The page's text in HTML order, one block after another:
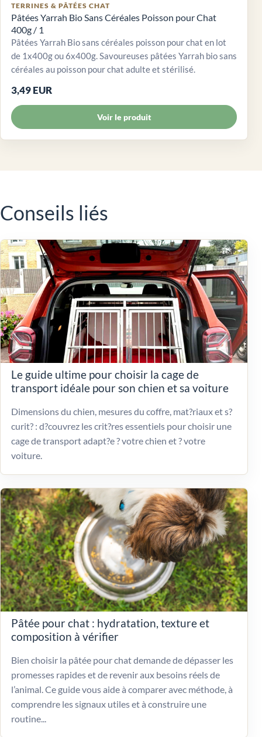
TERRINES & PÂTÉES CHAT
Pâtées Yarrah Bio Sans Céréales Poisson pour Chat
400g / 1
Pâtées Yarrah Bio sans céréales poisson pour chat en lot
de 1x400g ou 6x400g. Savoureuses pâtées Yarrah bio sans
céréales au poisson pour chat adulte et stérilisé.
3,49 EUR
Voir le produit
Conseils liés
Le guide ultime pour choisir la cage de
transport idéale pour son chien et sa voiture
Dimensions du chien, mesures du coffre, mat?riaux et s?
curit? : d?couvrez les crit?res essentiels pour choisir une
cage de transport adapt?e ? votre chien et ? votre
voiture.
Pâtée pour chat : hydratation, texture et
composition à vérifier
Bien choisir la pâtée pour chat demande de dépasser les
promesses rapides et de revenir aux besoins réels de
l’animal. Ce guide vous aide à comparer avec méthode, à
comprendre les signaux utiles et à construire une
routine...